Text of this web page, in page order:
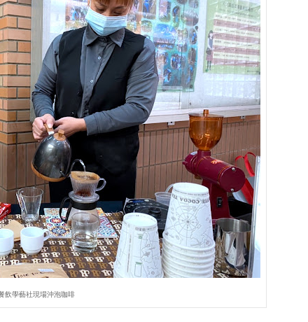
飲學藝社現場沖泡咖啡